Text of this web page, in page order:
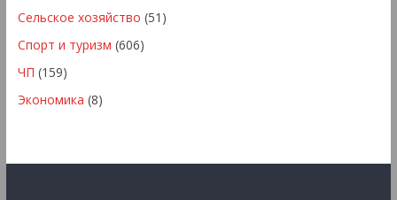
Сельское хозяйство (51)
Спорт и туризм (606)
ЧП (159)
Экономика (8)